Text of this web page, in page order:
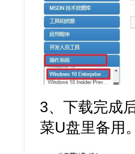
3、下载完成
菜U盘里备用。